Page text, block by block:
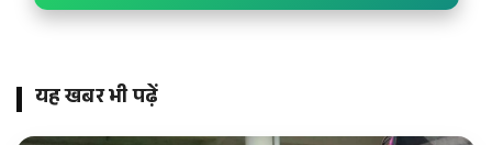
यह खबर भी पढ़ें